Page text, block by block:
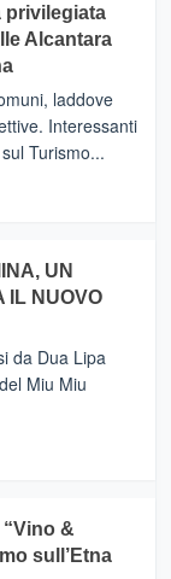
privilegiata
Alcantara
laddove
Interessanti
Turismo...
UN
IL NUOVO
da Dua Lipa
Miu Miu
&
sull’Etna